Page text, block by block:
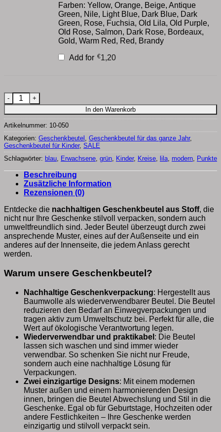
Farben: Yellow, Orange, Beige, Antique
Green, Nile, Light Blue, Dark Blue, Dark
Green, Rose, Fuchsia, Old Lila, Old Purple,
Old Rose, Salmon, Dark Rose, Bordeaux,
Gold, Warm Red, Red, Brandy
Add for €1,20
Geschenke nachhaltig verpacken Menge
In den Warenkorb
Artikelnummer: 10-050
Kategorien: Geschenkbeutel Geschenkbeutel für das ganze Jahr,
Geschenkbeutel für Kinder, SALE
Schlagwörter: blau Erwachsene grün Kinder, Kreise lila modern Punkte
Beschreibung
Zusätzliche Information
Rezensionen (0)
Entdecke die nachhaltigen Geschenkbeutel aus Stoff, die
nicht nur Ihre Geschenke stilvoll verpacken, sondern auch
umweltfreundlich sind. Jeder Beutel überzeugt durch zwei
ansprechende Muster, eines auf der Außenseite und ein
anderes auf der Innenseite, die jedem Anlass gerecht
werden.
Warum unsere Geschenkbeutel?
Nachhaltige Geschenkverpackung: Hergestellt aus
Baumwolle als wiederverwendbarer Beutel. Die Beutel
reduzieren den Bedarf an Einwegverpackungen und
tragen aktiv zum Umweltschutz bei. Perfekt für alle, die
Wert auf ökologische Verantwortung legen.
Wiederverwendbar und praktikabel : Die Beutel
lassen sich waschen und sind immer wieder
verwendbar. So schenken Sie nicht nur Freude,
sondern auch eine nachhaltige Lösung für
Verpackungen.
Zwei einzigartige Designs: Mit einem modernen
Muster außen und einem harmonierenden Design
innen, bringen die Beutel Abwechslung und Stil in die
Geschenke. Egal ob für Geburtstage, Hochzeiten oder
andere Festlichkeiten – Ihre Geschenke werden
einzigartig und stilvoll verpackt sein.